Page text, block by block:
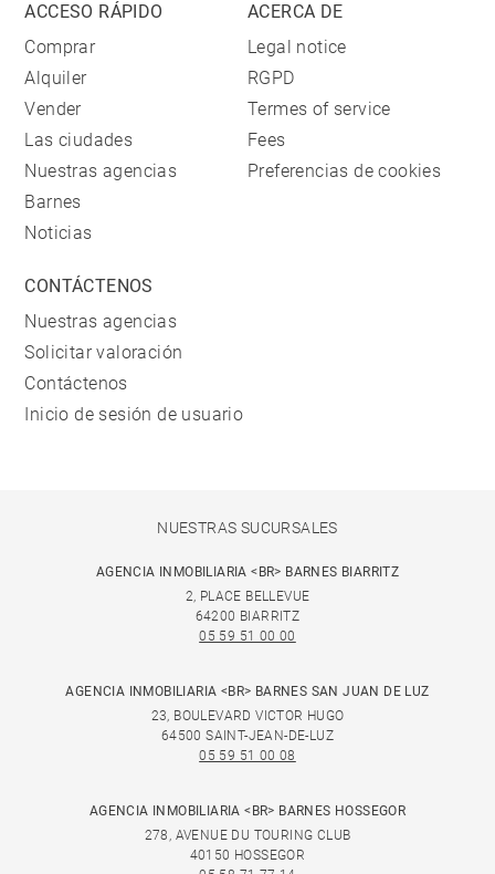
ACCESO RÁPIDO
Comprar
Alquiler
Vender
Las ciudades
Nuestras agencias
Barnes
Noticias
ACERCA DE
Legal notice
RGPD
Termes of service
Fees
Preferencias de cookies
CONTÁCTENOS
Nuestras agencias
Solicitar valoración
Contáctenos
Inicio de sesión de usuario
NUESTRAS SUCURSALES
AGENCIA INMOBILIARIA <BR> BARNES BIARRITZ
2, PLACE BELLEVUE
64200 BIARRITZ
05 59 51 00 00
AGENCIA INMOBILIARIA <BR> BARNES SAN JUAN DE LUZ
23, BOULEVARD VICTOR HUGO
64500 SAINT-JEAN-DE-LUZ
05 59 51 00 08
AGENCIA INMOBILIARIA <BR> BARNES HOSSEGOR
278, AVENUE DU TOURING CLUB
40150 HOSSEGOR